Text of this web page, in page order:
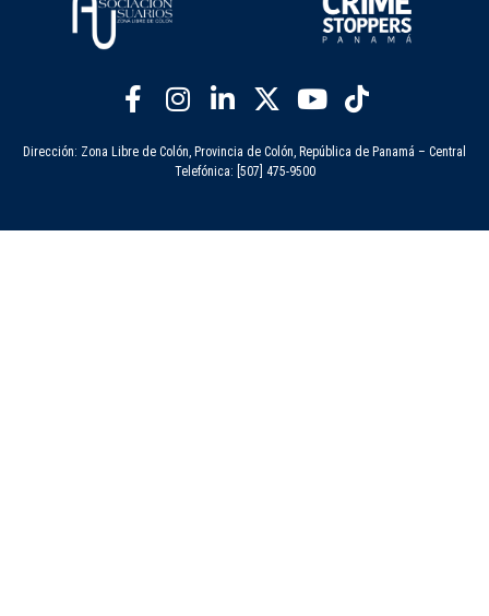
Dirección: Zona Libre de Colón, Provincia de Colón, República de Panamá – Central
Telefónica: [507] 475-9500